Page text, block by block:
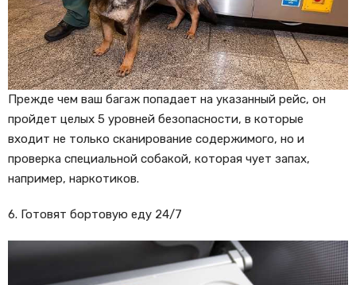
Прежде чем ваш багаж попадает на указанный рейс, он
пройдет целых 5 уровней безопасности, в которые
входит не только сканирование содержимого, но и
проверка специальной собакой, которая чует запах,
например, наркотиков.
6. Готовят бортовую еду 24/7